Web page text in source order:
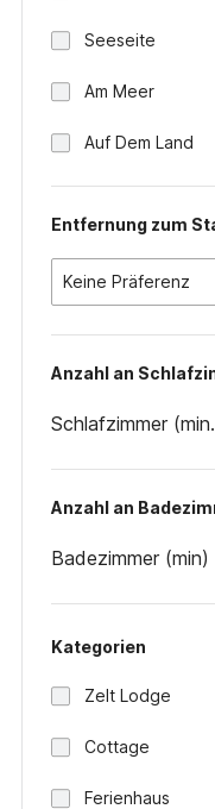
Seeseite
Am Meer
Auf Dem Land
Entfernung zum
Keine Präferenz
Anzahl an
Schlafzimmer
Anzahl an
Badezimmer (min)
Kategorien
Zelt Lodge
Cottage
Ferienhaus